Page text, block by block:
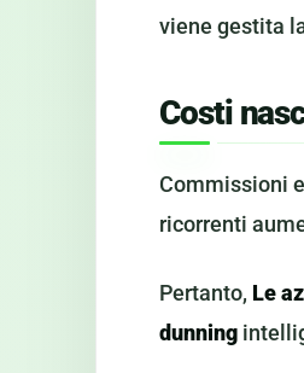
viene gestita
Costi
Commissioni
ricorrenti
Pertanto, Le
dunning